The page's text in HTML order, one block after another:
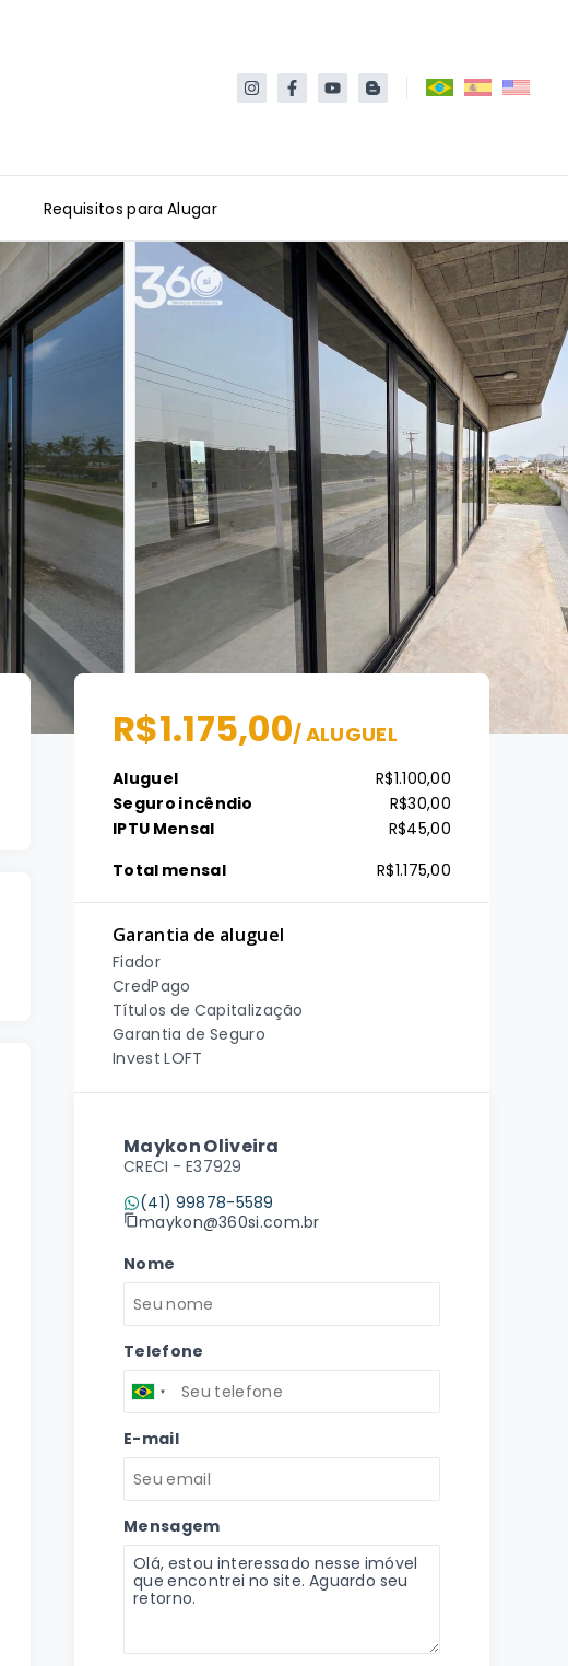
Requisitos para Alugar
R$1.175,00/ALUGUEL
Aluguel
R$1.100,00
Seguro incêndio
R$30,00
IPTU Mensal
R$45,00
Total mensal
R$1.175,00
Garantia de aluguel
Fiador
CredPago
Títulos de Capitalização
Garantia de Seguro
Invest LOFT
Maykon Oliveira
CRECI - E37929
(41) 99878-5589
maykon@360si.com.br
Nome
Telefone
E-mail
Mensagem